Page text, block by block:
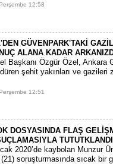
12:58
GÜVENPARK'TAKİ
ALANA KADAR
Başkanı Özgür Özel, Ankara
şehit yakınları ve gazileri
12:51
DOSYASINDA FLAŞ
TUTUTKLANDI
2020’de kaybolan Munzur
soruşturmasında sıcak bir